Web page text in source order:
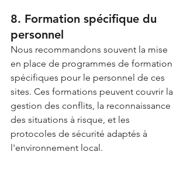
8. Formation spécifique du
personnel
Nous recommandons souvent la mise
en place de programmes de formation
spécifiques pour le personnel de ces
sites. Ces formations peuvent couvrir la
gestion des conflits, la reconnaissance
des situations à risque, et les
protocoles de sécurité adaptés à
l'environnement local.